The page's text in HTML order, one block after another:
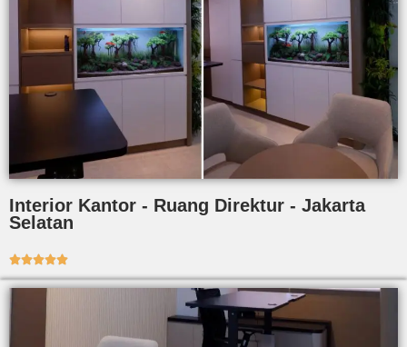
Interior Kantor - Ruang Direktur - Jakarta
Selatan
